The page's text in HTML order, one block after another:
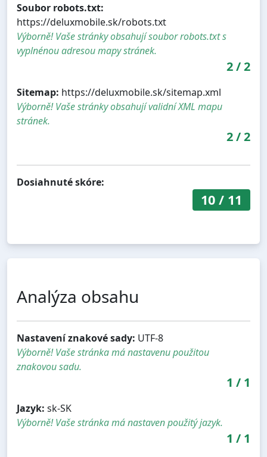
Soubor robots.txt:
https://deluxmobile.sk/robots.txt
Výborně! Vaše stránky obsahují soubor robots.txt s
vyplnénou adresou mapy stránek.
2/2
Sitemap: https://deluxmobile.sk/sitemap.xml
Výborně! Vaše stránky obsahují validní XML mapu
stránek.
2/2
Dosiahnuté skóre:
10/ 11
Analýza obsahu
Nastavení znakové sady: UTF-8
Výborně! Vaše stránka má nastavenu použitou
znakovou sadu.
1 / 1
Jazyk: sk-SK
Výborně! Vaše stránka má nastaven použitý jazyk.
1 / 1